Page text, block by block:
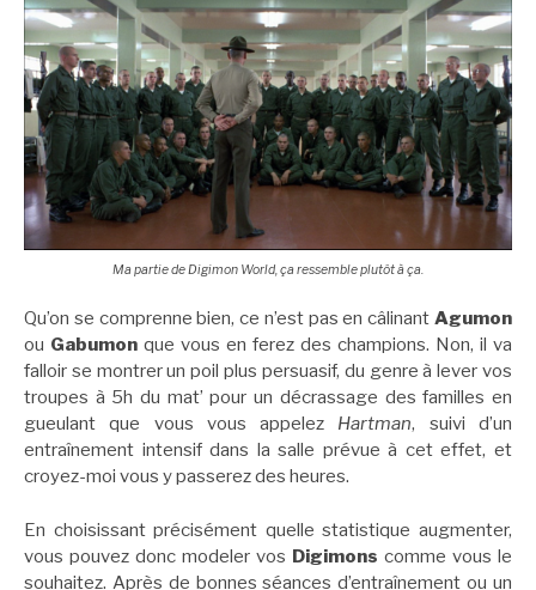
Ma partie de Digimon World, ça ressemble plutôt à ça.
Qu’on se comprenne bien, ce n’est pas en câlinant Agumon
ou Gabumon que vous en ferez des champions. Non, il va
falloir se montrer un poil plus persuasif, du genre à lever vos
troupes à 5h du mat’ pour un décrassage des familles en
gueulant que vous vous appelez Hartman, suivi d’un
entraînement intensif dans la salle prévue à cet effet, et
croyez-moi vous y passerez des heures.
En choisissant précisément quelle statistique augmenter,
vous pouvez donc modeler vos Digimons comme vous le
souhaitez. Après de bonnes séances d’entraînement ou un